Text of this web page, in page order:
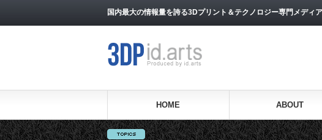
国内最大の情報量を誇る3Dプリント＆テクノロジー専門メディ
HOME ABOUT
高性能3Dプ